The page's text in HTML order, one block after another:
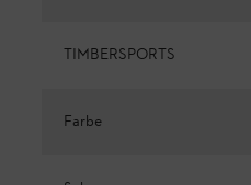
TIMBERSPORTS
Farbe